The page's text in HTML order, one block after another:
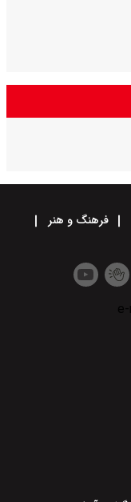
فرهنگ و هنر